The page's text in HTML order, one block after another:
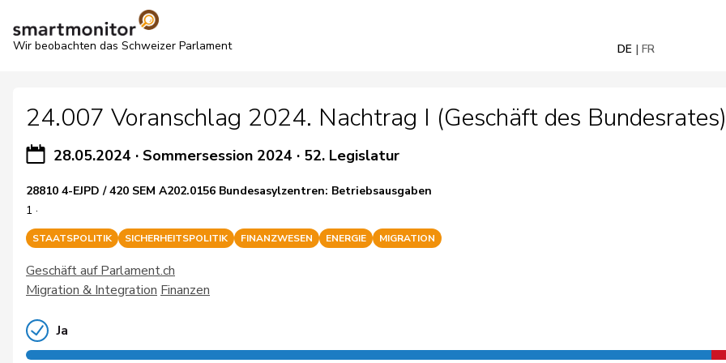
Wir beobachten das Schweizer Parlament DE FR
24.007 Voranschlag 2024. Nachtrag I (Geschäft des Bundesrates)
28.05.2024 · Sommersession 2024 · 52. Legislatur
28810 4-EJPD / 420 SEM A202.0156 Bundesasylzentren: Betriebsausgaben
1 ·
STAATSPOLITIK SICHERHEITSPOLITIK FINANZWESEN ENERGIE MIGRATION
Geschäft auf Parlament.ch
Migration & Integration Finanzen
Ja